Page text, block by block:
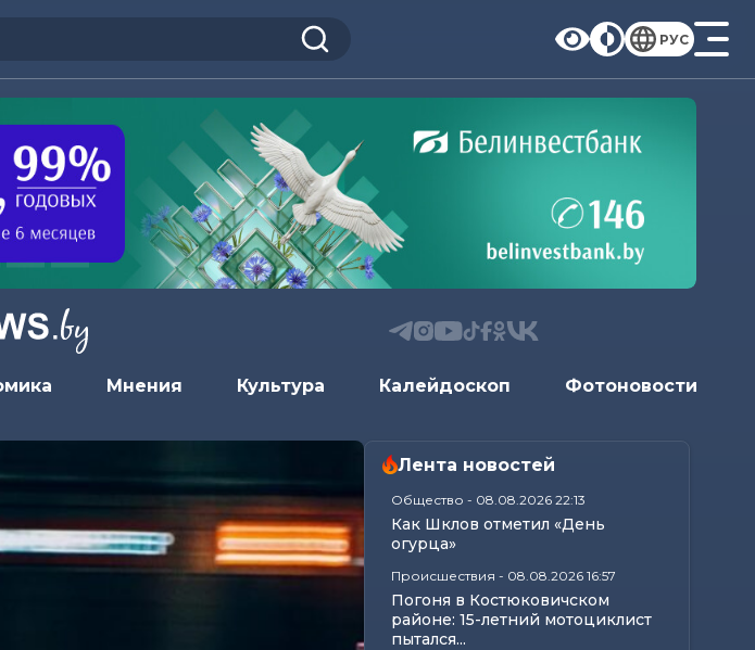
РУС
Мнения Культура Калейдоскоп Фотоновости
Лента новостей
Общество - 08.08.2026 22:13
Как Шклов отметил «День
огурца»
Происшествия - 08.08.2026 16:57
Погоня в Костюковичском
районе: 15-летний мотоциклист
пытался...